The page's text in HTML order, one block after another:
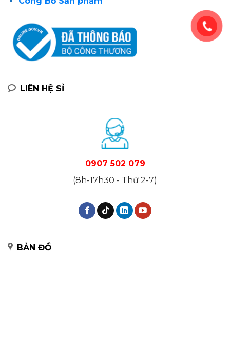
LIÊN HỆ SỈ
0907 502 079
(8h-17h30 - Thứ 2-7)
BẢN ĐỒ